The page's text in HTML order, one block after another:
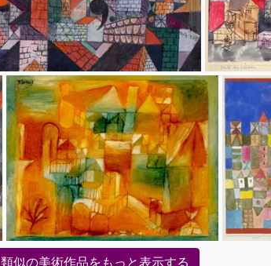
類似の美術作品をもっと表示する